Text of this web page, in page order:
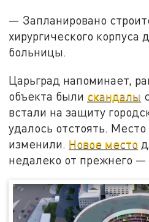
— Запланировано
хирургического корпуса
больницы.
Царьград напоминает,
объекта были скандалы
встали на защиту
удалось отстоять. Место
изменили. Новое место
недалеко от прежнего —